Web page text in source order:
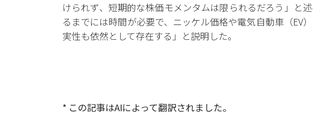
けられず、短期的な株価モメンタムは限られるだろう」と
るまでには時間が必要で、ニッケル価格や電気自動車（EV
実性も依然として存在する」と説明した。
* この記事はAIによって翻訳されました。